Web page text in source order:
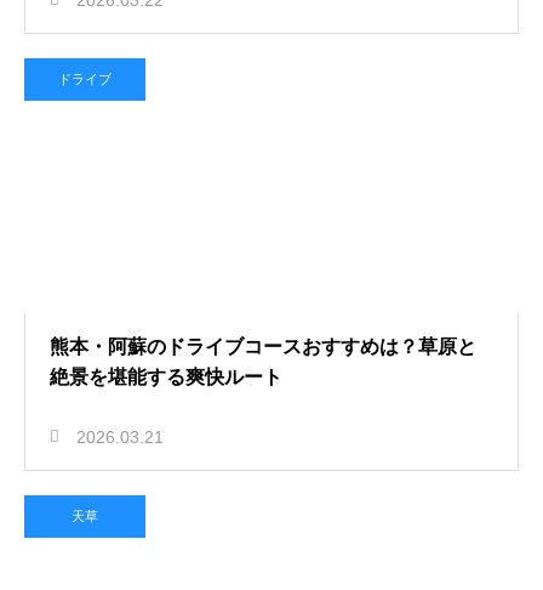
ドライブ
熊本・阿蘇のドライブコースおすすめは？草原と
絶景を堪能する爽快ルート
2026.03.21
天草